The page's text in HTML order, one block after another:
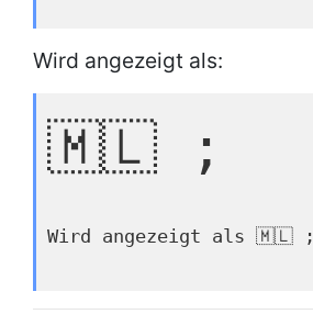
Wird angezeigt als:
🇲🇱 ;
Wird angezeigt als 🇲🇱 ;